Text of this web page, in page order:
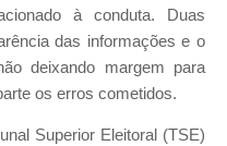
à conduta. Duas
das informações e o
deixando margem para
os erros cometidos.
Superior Eleitoral (TSE)